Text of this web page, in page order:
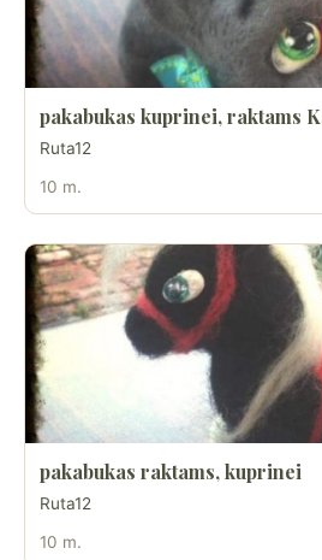
pakabukas kuprinei, raktams
Ruta12
10 m.
pakabukas raktams, kuprinei
Ruta12
10 m.